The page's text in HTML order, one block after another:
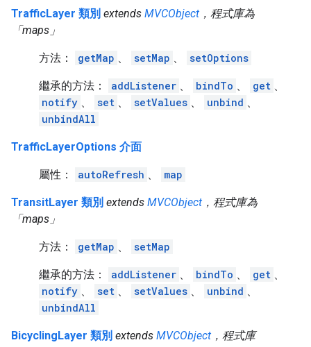
TrafficLayer 類別 extends MVCObject ，程式庫為
「maps」
方法： getMap 、 setMap 、 setOptions
繼承的方法： addListener 、 bindTo 、 get 、
notify 、 set 、 setValues 、 unbind 、
unbindAll
TrafficLayerOptions 介面
屬性： autoRefresh 、 map
TransitLayer 類別 extends MVCObject ，程式庫為
「maps」
方法： getMap 、 setMap
繼承的方法： addListener 、 bindTo 、 get 、
notify 、 set 、 setValues 、 unbind 、
unbindAll
BicyclingLayer 類別 extends MVCObject ，程式庫